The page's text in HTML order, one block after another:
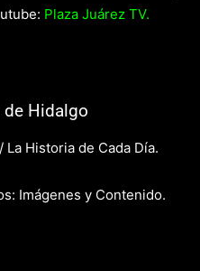
Plaza Juárez TV.
Hidalgo
/ La Historia de Cada Día.
Imágenes y Contenido.